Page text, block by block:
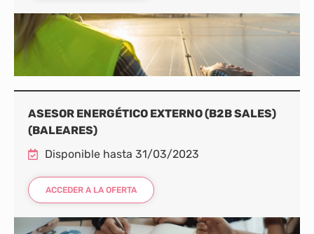
ASESOR ENERGÉTICO EXTERNO (B2B SALES)
(BALEARES)
Disponible hasta 31/03/2023
ACCEDER A LA OFERTA